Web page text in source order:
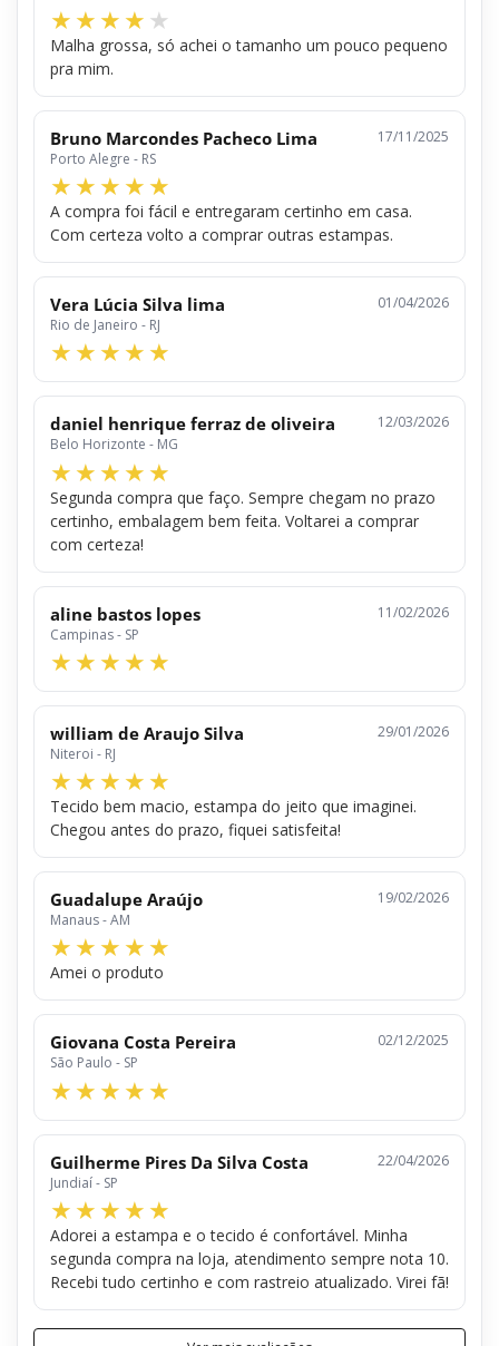
Malha grossa, só achei o tamanho um pouco pequeno
pra mim.
Bruno Marcondes Pacheco Lima
Porto Alegre - RS
17/11/2025
A compra foi fácil e entregaram certinho em casa.
Com certeza volto a comprar outras estampas.
Vera Lúcia Silva lima
Rio de Janeiro - RJ
01/04/2026
daniel henrique ferraz de oliveira
Belo Horizonte - MG
12/03/2026
Segunda compra que faço. Sempre chegam no prazo
certinho, embalagem bem feita. Voltarei a comprar
com certeza!
aline bastos lopes
Campinas - SP
11/02/2026
william de Araujo Silva
Niteroi - RJ
29/01/2026
Tecido bem macio, estampa do jeito que imaginei.
Chegou antes do prazo, fiquei satisfeita!
Guadalupe Araújo
Manaus - AM
19/02/2026
Amei o produto
Giovana Costa Pereira
São Paulo - SP
02/12/2025
Guilherme Pires Da Silva Costa
Jundiaí - SP
22/04/2026
Adorei a estampa e o tecido é confortável. Minha
segunda compra na loja, atendimento sempre nota 10.
Recebi tudo certinho e com rastreio atualizado. Virei fã!